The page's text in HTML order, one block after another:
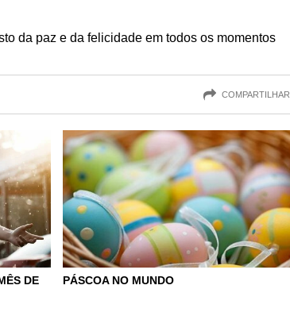
da paz e da felicidade em todos os momentos
COMPARTILHAR
DE
PÁSCOA NO MUNDO